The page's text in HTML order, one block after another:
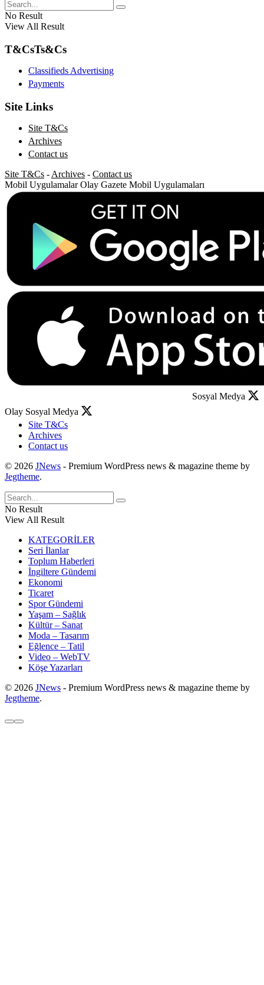
No Result
View All Result
T&CsTs&Cs
Classifieds Advertising
Payments
Site Links
Site T&Cs
Archives
Contact us
Site T&Cs - Archives - Contact us
Mobil Uygulamalar Olay Gazete Mobil Uygulamaları
Sosyal Medya
Olay Sosyal Medya
Site T&Cs
Archives
Contact us
© 2026 JNews - Premium WordPress news & magazine theme by
Jegtheme.
No Result
View All Result
KATEGORİLER
Seri İlanlar
Toplum Haberleri
İngiltere Gündemi
Ekonomi
Ticaret
Spor Gündemi
Yaşam – Sağlık
Kültür – Sanat
Moda – Tasarım
Eğlence – Tatil
Video – WebTV
Köşe Yazarları
© 2026 JNews - Premium WordPress news & magazine theme by
Jegtheme.